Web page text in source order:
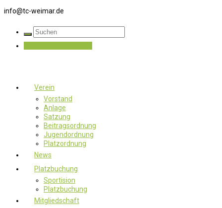
info@tc-weimar.de
Verein
Vorstand
Anlage
Satzung
Beitragsordnung
Jugendordnung
Platzordnung
News
Platzbuchung
Sportision
Platzbuchung
Mitgliedschaft